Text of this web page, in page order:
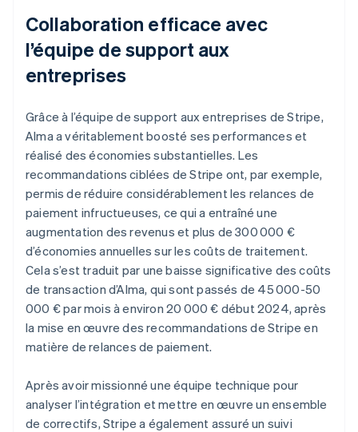
Collaboration efficace avec
l’équipe de support aux
entreprises
Grâce à l’équipe de support aux entreprises de Stripe,
Alma a véritablement boosté ses performances et
réalisé des économies substantielles. Les
recommandations ciblées de Stripe ont, par exemple,
permis de réduire considérablement les relances de
paiement infructueuses, ce qui a entraîné une
augmentation des revenus et plus de 300 000 €
d’économies annuelles sur les coûts de traitement.
Cela s’est traduit par une baisse significative des coûts
de transaction d’Alma, qui sont passés de 45 000-50
000 € par mois à environ 20 000 € début 2024, après
la mise en œuvre des recommandations de Stripe en
matière de relances de paiement.
Après avoir missionné une équipe technique pour
analyser l’intégration et mettre en œuvre un ensemble
de correctifs, Stripe a également assuré un suivi